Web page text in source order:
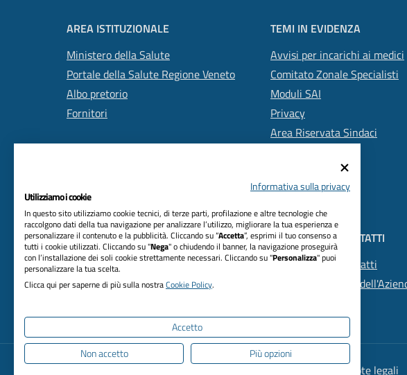
AREA ISTITUZIONALE
Ministero della Salute
Portale della Salute Regione Veneto
Albo pretorio
Fornitori
TEMI IN EVIDENZA
Avvisi per incarichi ai medici
Comitato Zonale Specialisti
Moduli SAI
Privacy
Area Riservata Sindaci
RIFERIMENTI
Azienda Unità Locale Socio Sanitaria n. 2
Marca trevigiana
C.F. 03084880263
CONTATTI
Contatti
PEC
Note legali
Informativa sulla privacy
Utilizziamo i cookie
In questo sito utilizziamo cookie tecnici, di terze parti, profilazione e altre tecnologie che
raccolgono dati della tua navigazione per analizzare l’utilizzo, migliorare la tua esperienza e
personalizzare il contenuto e la pubblicità. Cliccando su “Accetta”, esprimi il tuo consenso a
tutti i cookie utilizzati. Cliccando su "Nega" o chiudendo il banner, la navigazione proseguirà
con l’installazione dei soli cookie strettamente necessari. Cliccando su "Personalizza" puoi
personalizzare la tua scelta.
Clicca qui per saperne di più sulla nostraCookie Policy.
Accetto
Non accetto
Più opzioni